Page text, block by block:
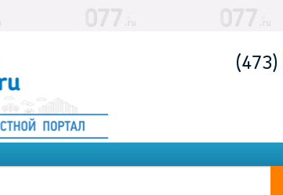
(473)